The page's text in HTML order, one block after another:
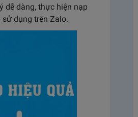
dễ dàng, thực hiện nạp
dụng trên Zalo.